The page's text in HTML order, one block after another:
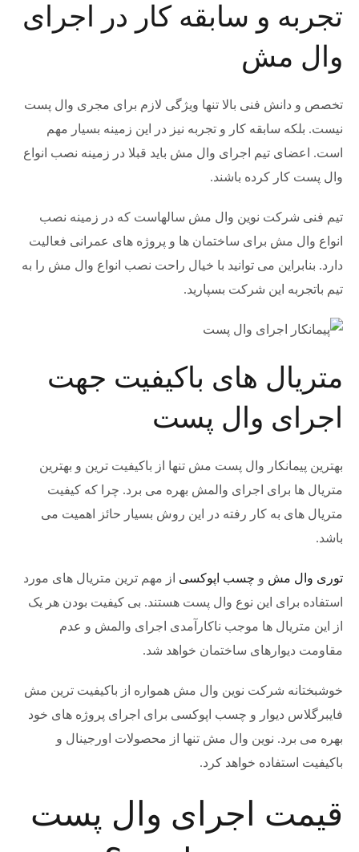
تجربه و سابقه کار در اجرای
وال مش
تخصص و دانش فنی بالا تنها ویژگی لازم برای مجری وال پست
نیست. بلکه سابقه کار و تجربه نیز در این زمینه بسیار مهم
است. اعضای تیم اجرای وال مش باید قبلا در زمینه نصب انواع
وال پست کار کرده باشند.
تیم فنی شرکت نوین وال مش سالهاست که در زمینه نصب
انواع وال مش برای ساختمان ها و پروژه های عمرانی فعالیت
دارد. بنابراین می توانید با خیال راحت نصب انواع وال مش را به
تیم باتجربه این شرکت بسپارید.
متریال های باکیفیت جهت
اجرای وال پست
بهترین پیمانکار وال پست مش تنها از باکیفیت ترین و بهترین
متریال ها برای اجرای والمش بهره می برد. چرا که کیفیت
متریال های به کار رفته در این روش بسیار حائز اهمیت می
باشد.
توری وال مش و چسب اپوکسی از مهم ترین متریال های مورد
استفاده برای این نوع وال پست هستند. بی کیفیت بودن هر یک
از این متریال ها موجب ناکارآمدی اجرای والمش و عدم
مقاومت دیوارهای ساختمان خواهد شد.
خوشبختانه شرکت نوین وال مش همواره از باکیفیت ترین مش
فایبرگلاس دیوار و چسب اپوکسی برای اجرای پروژه های خود
بهره می برد. نوین وال مش تنها از محصولات اورجینال و
باکیفیت استفاده خواهد کرد.
قیمت اجرای وال پست